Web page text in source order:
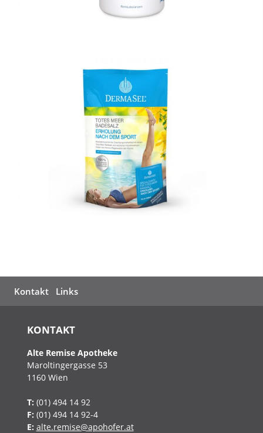
Kontakt Links
KONTAKT
Alte Remise Apotheke
Maroltingergasse 53
1160 Wien
T: (01) 494 14 92
F: (01) 494 14 92-4
E: alte.remise@apohofer.at